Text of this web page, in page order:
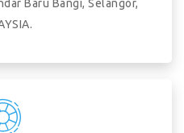
Baru Bangi, Selangor,